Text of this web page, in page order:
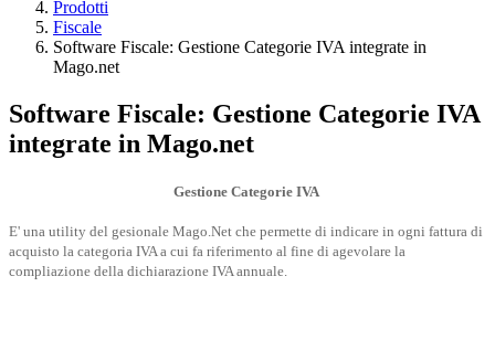
Prodotti
Fiscale
Software Fiscale: Gestione Categorie IVA integrate in
Mago.net
Software Fiscale: Gestione Categorie IVA
integrate in Mago.net
Gestione Categorie IVA
E' una utility del gesionale Mago.Net che permette di indicare in ogni fattura di
acquisto la categoria IVA a cui fa riferimento al fine di agevolare la
compliazione della dichiarazione IVA annuale.